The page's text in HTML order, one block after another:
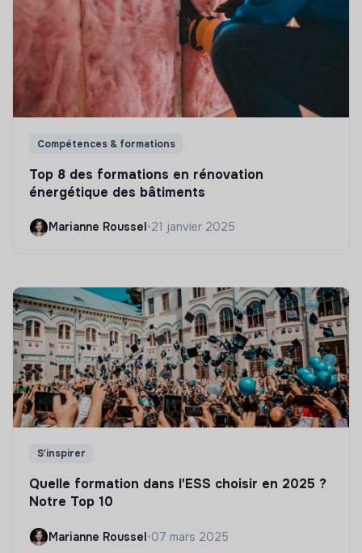
Compétences & formations
Top 8 des formations en rénovation
énergétique des bâtiments
Marianne Roussel•21 janvier 2025
S'inspirer
Quelle formation dans l'ESS choisir en 2025 ?
Notre Top 10
Marianne Roussel•07 mars 2025